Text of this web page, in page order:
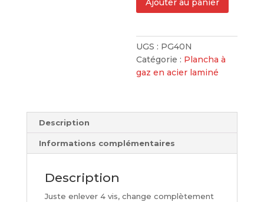
40
plaque
laminé
au
noire
Ajouter au panier
UGS : PG40N
Catégorie : Plancha à
gaz en acier laminé
Description
Informations complémentaires
Description
Juste enlever 4 vis, change complètement